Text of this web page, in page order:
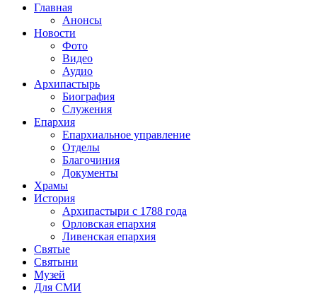
Главная
Анонсы
Новости
Фото
Видео
Аудио
Архипастырь
Биография
Служения
Епархия
Епархиальное управление
Отделы
Благочиния
Документы
Храмы
История
Архипастыри с 1788 года
Орловская епархия
Ливенская епархия
Святые
Святыни
Музей
Для СМИ